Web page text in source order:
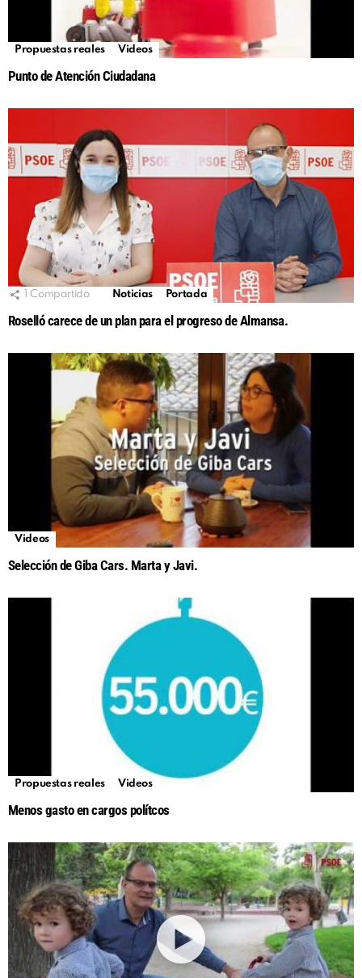
Propuestas reales Videos
Punto de Atención Ciudadana
Compartido Noticias Portada
Roselló carece de un plan para el progreso de Almansa.
Videos
Selección de Giba Cars. Marta y Javi.
Propuestas reales Videos
Menos gasto en cargos polítcos